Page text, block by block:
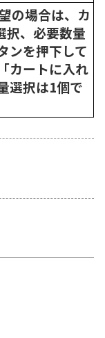
の場合は、カ
択、必要数量
ンを押下して
カートに入れ
選択は1個で